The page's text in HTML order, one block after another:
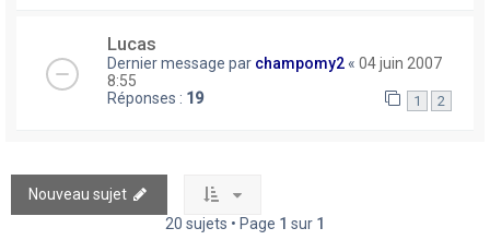
Lucas
Dernier message par champomy2 « 04 juin 2007
8:55
Réponses : 19 1 2
Nouveau sujet
20 sujets • Page 1 sur 1